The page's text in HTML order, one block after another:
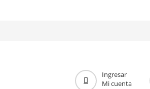
Ingresar
Mi cuenta